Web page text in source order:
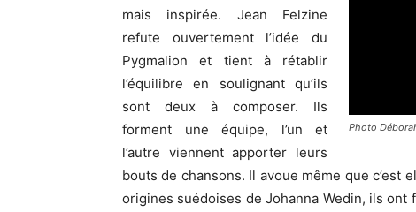
Photo
mais inspirée. Jean Felzine
refute ouvertement l’idée du
Pygmalion et tient à rétablir
l’équilibre en soulignant qu’ils
sont deux à composer. Ils
forment une équipe, l’un et
l’autre viennent apporter leurs
bouts de chansons. Il avoue même que
origines suédoises de Johanna Wedin, ils